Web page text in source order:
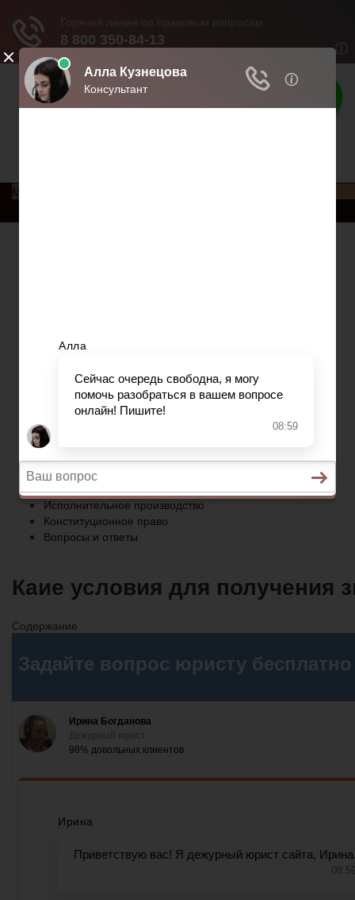
Права россиян
Меню
Исполнительное производство
Конституционное право
Вопросы и ответы
Главная
Социальное обеспечение
Квитанции ЖКХ
Исполнительное производство
Конституционное право
Вопросы и ответы
Каие условия для получения
Содержание